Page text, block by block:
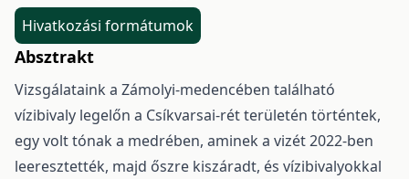
Hivatkozási formátumok
Absztrakt
Vizsgálataink a Zámolyi-medencében található
vízibivaly legelőn a Csíkvarsai-rét területén történtek,
egy volt tónak a medrében, aminek a vizét 2022-ben
leeresztették, majd őszre kiszáradt, és vízibivalyokkal